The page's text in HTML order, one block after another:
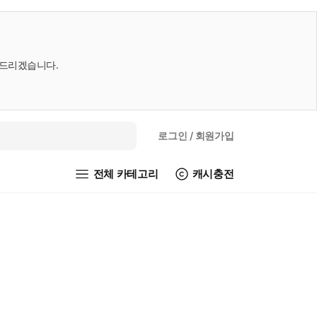
리겠습니다.
로그인 / 회원가입
전체 카테고리 캐시충전